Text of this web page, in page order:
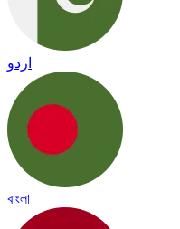
اردو
বাংলা